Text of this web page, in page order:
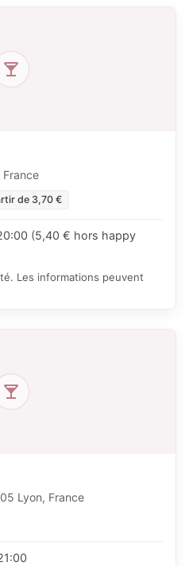
de 3,70 €
(5,40 € hors happy
Les informations peuvent
Lyon, France